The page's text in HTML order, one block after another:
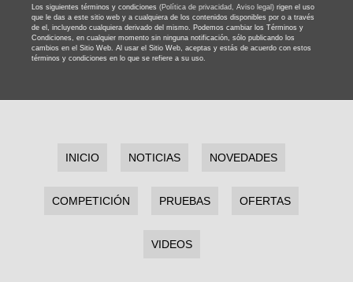
Los siguientes términos y condiciones (Política de privacidad, Aviso legal) rigen el uso
que le das a este sitio web y a cualquiera de los contenidos disponibles por o a través
de el, incluyendo cualquiera derivado del mismo. Podemos cambiar los Términos y
Condiciones, en cualquier momento sin ninguna notificación, sólo publicando los
cambios en el Sitio Web. Al usar el Sitio Web, aceptas y estás de acuerdo con estos
términos y condiciones en lo que se refiere a su uso.
INICIO NOTICIAS NOVEDADES
COMPETICIÓN PRUEBAS OFERTAS
VIDEOS